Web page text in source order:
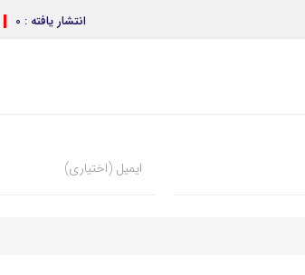
انتشار یافته : 0
ایمیل (اختیاری)